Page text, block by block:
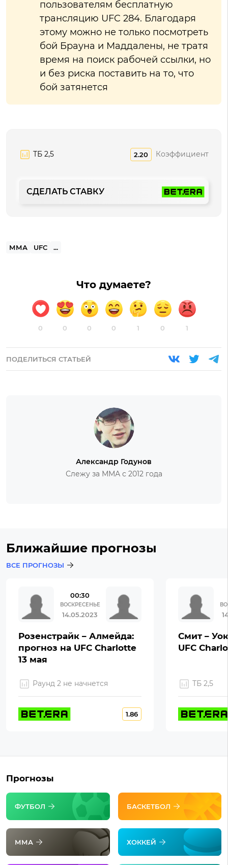
пользователям бесплатную
трансляцию UFC 284. Благодаря
этому можно не только посмотреть
бой Брауна и Маддалены, не тратя
время на поиск рабочей ссылки, но
и без риска поставить на то, что
бой затянется
ТБ 2,5 2.20 Коэффициент
СДЕЛАТЬ СТАВКУ
ММА UFC ...
Что думаете?
0 0 0 0 1 0 1
ПОДЕЛИТЬСЯ СТАТЬЕЙ
Александр Годунов
Слежу за ММА с 2012 года
Ближайшие прогнозы
ВСЕ ПРОГНОЗЫ
00:30
ВОСКРЕСЕНЬЕ
14.05.2023
Розенстрайк – Алмейда:
прогноз на UFC Charlotte
13 мая
Раунд 2 не начнется
1.86
Смит –
UFC
ТБ 2,5
Прогнозы
ФУТБОЛ БАСКЕТБОЛ
ММА ХОККЕЙ